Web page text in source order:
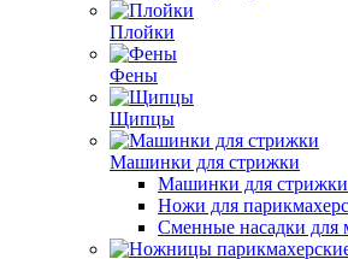
Плойки
Фены
Щипцы
Машинки для стрижки
Машинки для
Ножи для
Сменные насадки для